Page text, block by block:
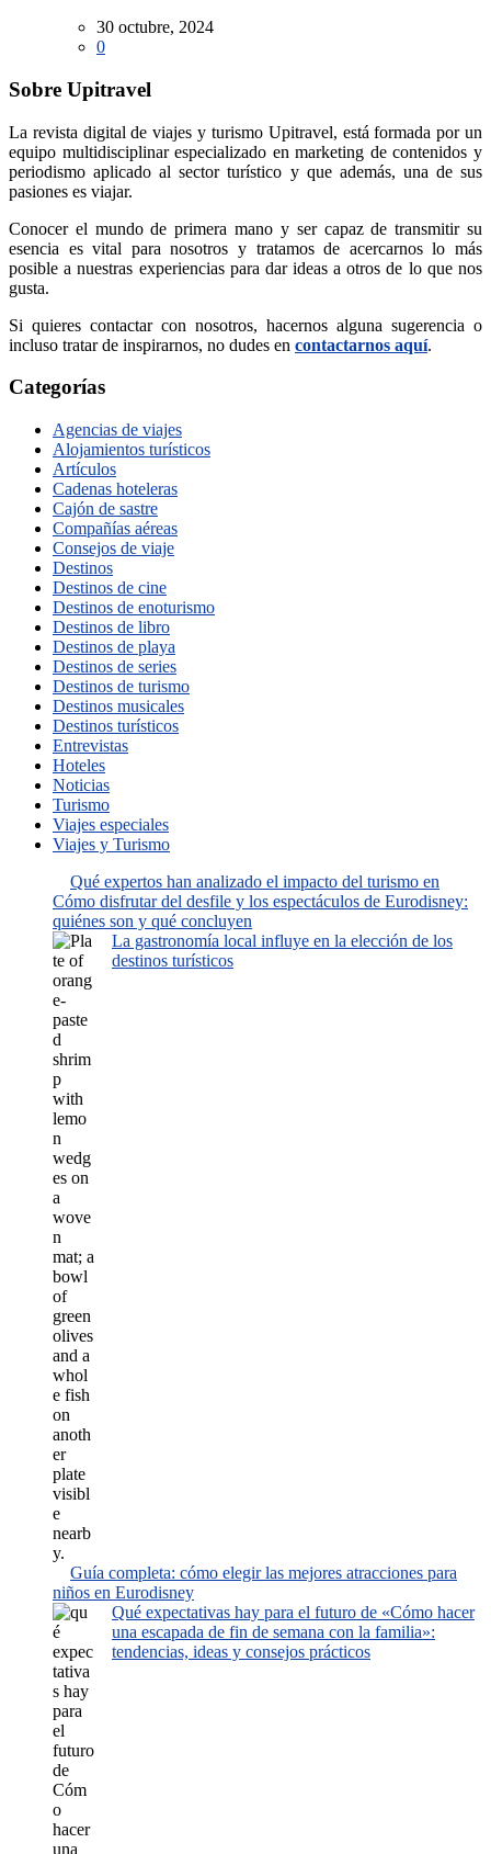
30 octubre, 2024
0
Sobre Upitravel
La revista digital de viajes y turismo Upitravel, está formada por un
equipo multidisciplinar especializado en marketing de contenidos y
periodismo aplicado al sector turístico y que además, una de sus
pasiones es viajar.
Conocer el mundo de primera mano y ser capaz de transmitir su
esencia es vital para nosotros y tratamos de acercarnos lo más
posible a nuestras experiencias para dar ideas a otros de lo que nos
gusta.
Si quieres contactar con nosotros, hacernos alguna sugerencia o
incluso tratar de inspirarnos, no dudes en contactarnos aquí.
Categorías
Agencias de viajes
Alojamientos turísticos
Artículos
Cadenas hoteleras
Cajón de sastre
Compañías aéreas
Consejos de viaje
Destinos
Destinos de cine
Destinos de enoturismo
Destinos de libro
Destinos de playa
Destinos de series
Destinos de turismo
Destinos musicales
Destinos turísticos
Entrevistas
Hoteles
Noticias
Turismo
Viajes especiales
Viajes y Turismo
Qué expertos han analizado el impacto del turismo en
Cómo disfrutar del desfile y los espectáculos de Eurodisney:
quiénes son y qué concluyen
La gastronomía local influye en la elección de los
destinos turísticos
Guía completa: cómo elegir las mejores atracciones para
niños en Eurodisney
Qué expectativas hay para el futuro de «Cómo hacer
una escapada de fin de semana con la familia»:
tendencias, ideas y consejos prácticos